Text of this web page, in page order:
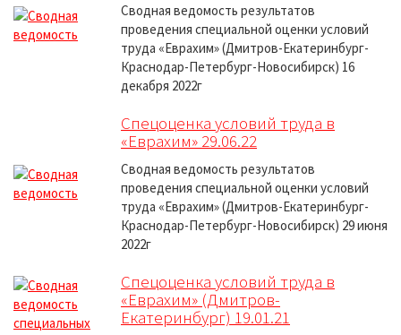
Сводная ведомость результатов
проведения специальной оценки условий
труда «Еврахим» (Дмитров-Екатеринбург-
Краснодар-Петербург-Новосибирск) 16
декабря 2022г
Спецоценка условий труда в
«Еврахим» 29.06.22
Сводная ведомость результатов
проведения специальной оценки условий
труда «Еврахим» (Дмитров-Екатеринбург-
Краснодар-Петербург-Новосибирск) 29 июня
2022г
Спецоценка условий труда в
«Еврахим» (Дмитров-
Екатеринбург) 19.01.21